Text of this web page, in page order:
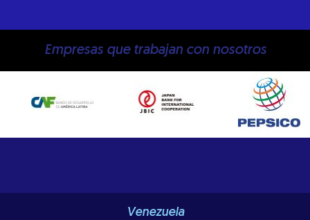
Empresas que trabajan con nosotros
Venezuela